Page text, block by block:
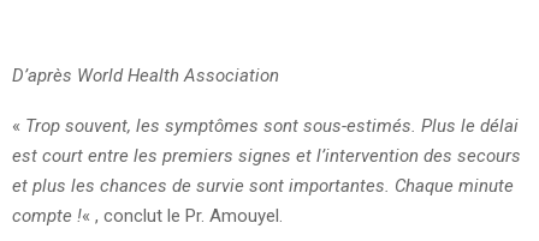
D’après World Health Association
« Trop souvent, les symptômes sont sous-estimés. Plus le délai
est court entre les premiers signes et l’intervention des secours
et plus les chances de survie sont importantes. Chaque minute
compte !« , conclut le Pr. Amouyel.